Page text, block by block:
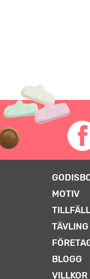
MOTIV
TÄVLING
BLOGG
VILLKOR